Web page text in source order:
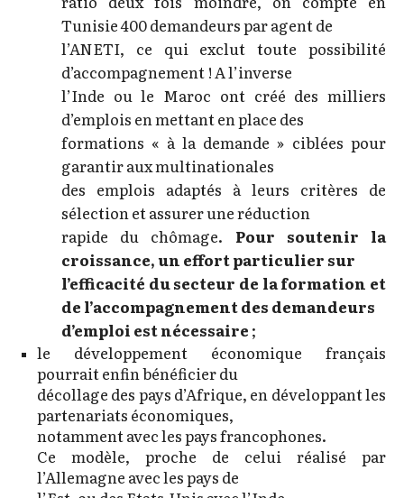
Tunisie 400 demandeurs par agent de
l’ANETI, ce qui exclut toute possibilité
d’accompagnement ! A l’inverse
l’Inde ou le Maroc ont créé des milliers
d’emplois en mettant en place des
formations « à la demande » ciblées pour
garantir aux multinationales
des emplois adaptés à leurs critères de
sélection et assurer une réduction
rapide du chômage. Pour soutenir la
croissance, un effort particulier sur
l’efficacité du secteur de la formation et
de l’accompagnement des demandeurs
d’emploi est nécessaire ;
le développement économique français
pourrait enfin bénéficier du
décollage des pays d’Afrique, en développant les
partenariats économiques,
notamment avec les pays francophones.
Ce modèle, proche de celui réalisé par
l’Allemagne avec les pays de